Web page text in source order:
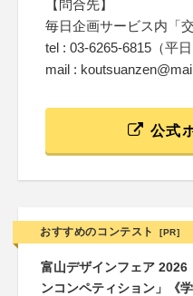
【問合先】
毎日企画サービス内「
tel : 03-6265-6815（平日
mail :
公式
おすすめのコンテスト [PR]
富山デザインフェア 2026
ンコンペティション」《学